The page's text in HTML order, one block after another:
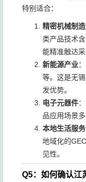
特别适合：
精密机械制造
类产品技术
能精准触达采
新能源产业
等。这是无
发优势。
电子元器件
品应用场景
本地生活服务
地域化的
见性。
Q5：如何确认江